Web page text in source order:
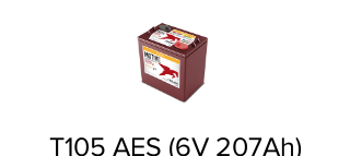
T105 AES (6V 207Ah)